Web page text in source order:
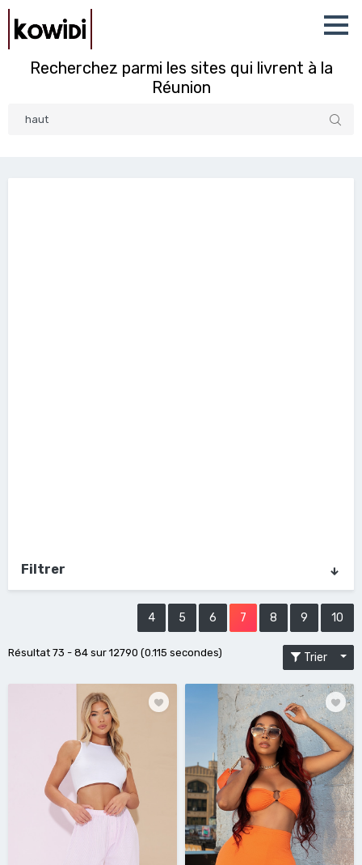
Recherchez parmi les sites qui livrent à la
Réunion
Filtrer
4 5 6 7 8 9 10
Résultat 73 - 84 sur 12790 (0.115 secondes) Trier